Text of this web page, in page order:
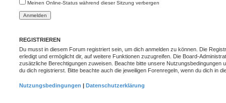
Meinen Online-Status während dieser Sitzung verbergen
REGISTRIEREN
Du musst in diesem Forum registriert sein, um dich anmelden zu können. Die
erledigt und ermöglicht dir, auf weitere Funktionen zuzugreifen. Die Board-
zusätzliche Berechtigungen zuweisen. Beachte bitte unsere Nutzungsbedingungen
du dich registrierst. Bitte beachte auch die jeweiligen Forenregeln, wenn du dich in
Nutzungsbedingungen Datenschutzerklärung